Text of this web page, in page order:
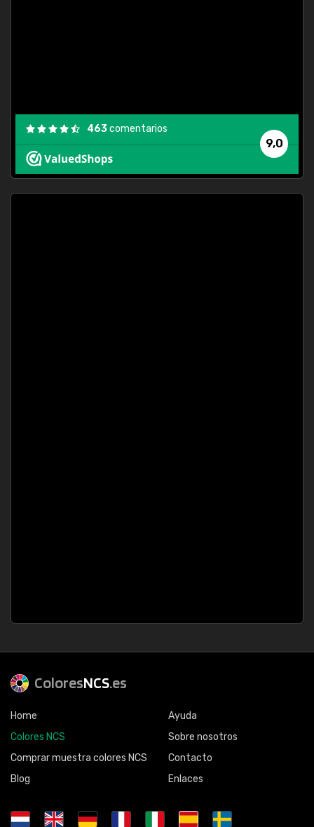
9,0
463comentarios
ColoresNCS.es
Home
Colores NCS
Comprar muestra colores NCS
Blog
Ayuda
Sobre nosotros
Contacto
Enlaces